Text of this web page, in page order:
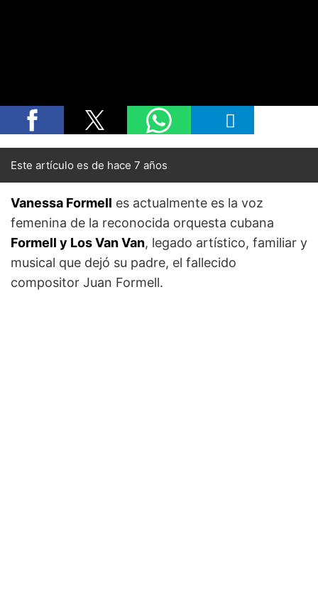
Este artículo es de hace 7 años
Vanessa Formell es actualmente es la voz
femenina de la reconocida orquesta cubana
Formell y Los Van Van, legado artístico, familiar y
musical que dejó su padre, el fallecido
compositor Juan Formell.